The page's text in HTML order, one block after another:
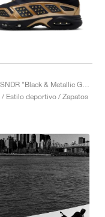
/ Estilo deportivo / Zapatos